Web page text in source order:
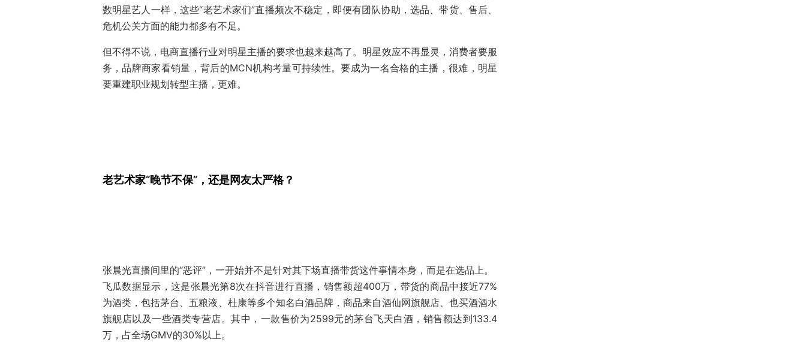
数明星艺人一样，这些“老艺术家们”直播频次不稳定，即便有团队协助，选品、带货、售后、
危机公关方面的能力都多有不足。
但不得不说，电商直播行业对明星主播的要求也越来越高了。明星效应不再显灵，消费者要服
务，品牌商家看销量，背后的MCN机构考量可持续性。要成为一名合格的主播，很难，明星
要重建职业规划转型主播，更难。
老艺术家“晚节不保”，还是网友太严格？
张晨光直播间里的“恶评”，一开始并不是针对其下场直播带货这件事情本身，而是在选品上。
飞瓜数据显示，这是张晨光第8次在抖音进行直播，销售额超400万，带货的商品中接近77%
为酒类，包括茅台、五粮液、杜康等多个知名白酒品牌，商品来自酒仙网旗舰店、也买酒酒水
旗舰店以及一些酒类专营店。其中，一款售价为2599元的茅台飞天白酒，销售额达到133.4
万，占全场GMV的30%以上。